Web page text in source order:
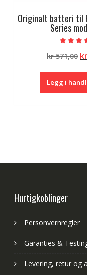
Originalt batteri til
Series
5.00
av 5
kr571,00
Legg i
Hurtigkoblinger
Personvernregler
Garanties &
Levering, retur og